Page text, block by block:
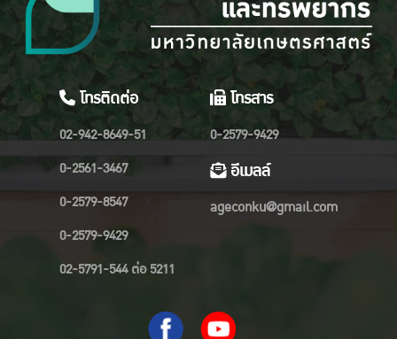
โทรติดต่อ
02-942-8649-51
0-2561-3467
0-2579-8547
0-2579-9429
02-5791-544 ต่อ 5211
โทรสาร
0-2579-9429
อีเมลล์
ageconku@gmail.com